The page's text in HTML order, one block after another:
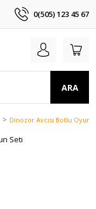
0(505) 123 45 67
ARA
Dinozor Avcısı Botlu Oyun